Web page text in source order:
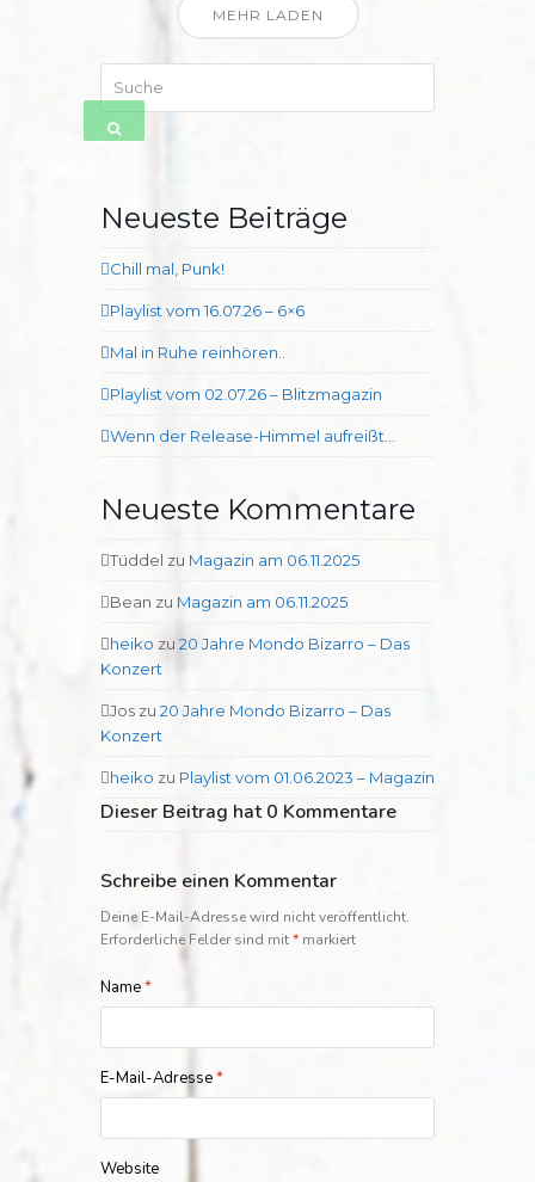
MEHR LADEN
Neueste Beiträge
Chill mal, Punk!
Playlist vom 16.07.26 – 6×6
Mal in Ruhe reinhören..
Playlist vom 02.07.26 – Blitzmagazin
Wenn der Release-Himmel aufreißt…
Neueste Kommentare
Tüddel zu Magazin am 06.11.2025
Bean zu Magazin am 06.11.2025
heiko zu 20 Jahre Mondo Bizarro – Das
Konzert
Jos zu 20 Jahre Mondo Bizarro – Das
Konzert
heiko zu Playlist vom 01.06.2023 – Magazin
Dieser Beitrag hat 0 Kommentare
Schreibe einen Kommentar
Deine E-Mail-Adresse wird nicht veröffentlicht.
Erforderliche Felder sind mit* markiert
Name*
E-Mail-Adresse*
Website